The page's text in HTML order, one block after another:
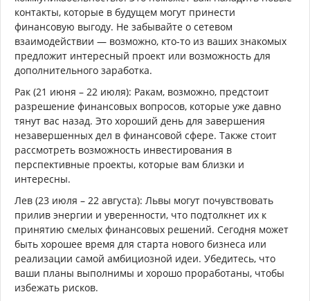
контакты, которые в будущем могут принести
финансовую выгоду. Не забывайте о сетевом
взаимодействии — возможно, кто-то из ваших знакомых
предложит интересный проект или возможность для
дополнительного заработка.
Рак (21 июня – 22 июля): Ракам, возможно, предстоит
разрешение финансовых вопросов, которые уже давно
тянут вас назад. Это хороший день для завершения
незавершенных дел в финансовой сфере. Также стоит
рассмотреть возможность инвестирования в
перспективные проекты, которые вам близки и
интересны.
Лев (23 июля – 22 августа): Львы могут почувствовать
прилив энергии и уверенности, что подтолкнет их к
принятию смелых финансовых решений. Сегодня может
быть хорошее время для старта нового бизнеса или
реализации самой амбициозной идеи. Убедитесь, что
ваши планы выполнимы и хорошо проработаны, чтобы
избежать рисков.